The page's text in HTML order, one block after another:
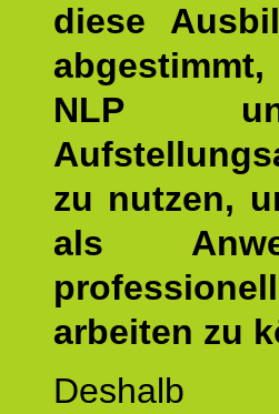
diese
NLP
zu nutzen,
als
arbeiten zu